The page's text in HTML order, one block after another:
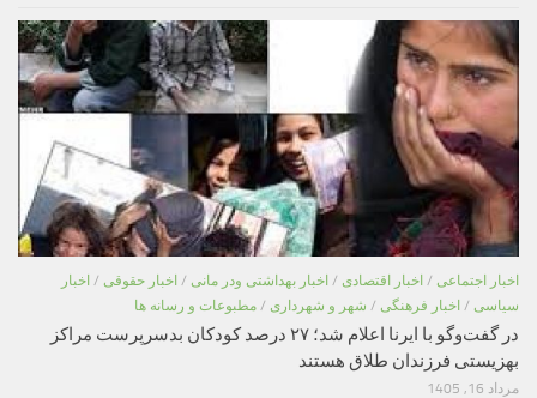
اخبار اجتماعی / اخبار اقتصادی / اخبار بهداشتی ودر مانی / اخبار حقوقی / اخبار
سیاسی / اخبار فرهنگی / شهر و شهرداری / مطبوعات و رسانه ها
در گفت‌وگو با ایرنا اعلام شد؛ ۲۷ درصد کودکان بدسرپرست مراکز
بهزیستی فرزندان طلاق هستند
مرداد 16, 1405